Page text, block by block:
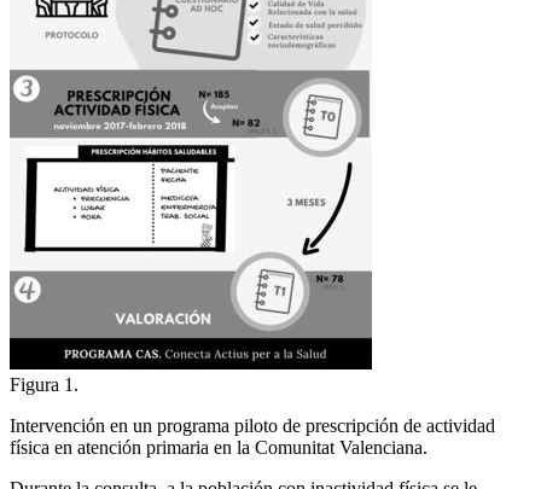
Figura 1.
Intervención en un programa piloto de prescripción de actividad
física en atención primaria en la Comunitat Valenciana.